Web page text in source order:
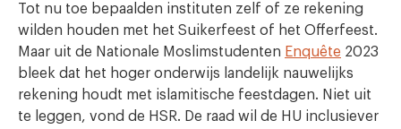
Tot nu toe bepaalden instituten zelf of ze rekening
wilden houden met het Suikerfeest of het Offerfeest.
Maar uit de Nationale Moslimstudenten Enquête 2023
bleek dat het hoger onderwijs landelijk nauwelijks
rekening houdt met islamitische feestdagen. Niet uit
te leggen, vond de HSR. De raad wil de HU inclusiever